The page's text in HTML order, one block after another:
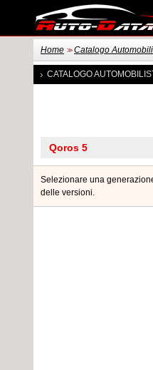
Home >> Catalogo
CATALOGO
Selezionare una
delle versioni.